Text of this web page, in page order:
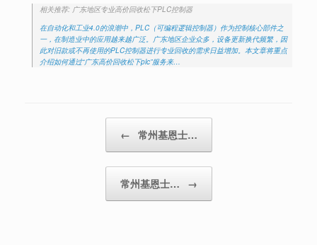
相关推荐: 广东地区专业高价回收松下PLC控制器
在自动化和工业4.0的浪潮中，PLC（可编程逻辑控制器）作为控制核心部件之
一，在制造业中的应用越来越广泛。广东地区企业众多，设备更新换代频繁，因
此对旧款或不再使用的PLC控制器进行专业回收的需求日益增加。本文章将重点
介绍如何通过“广东高价回收松下plc”服务来…
← 常州基恩士…
常州基恩士… →